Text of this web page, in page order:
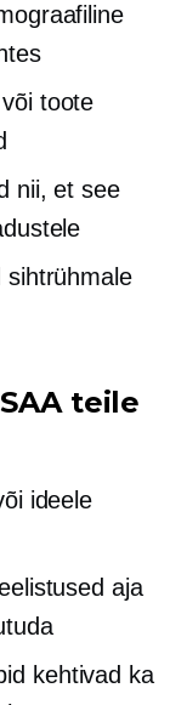
toote
nii, et see
sihtrühmale
teile
ideele
aja
kehtivad ka